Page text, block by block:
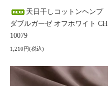
天日干しコットンヘンプ
ダブルガーゼ オフホワイト CH
10079
1,210円(税込)